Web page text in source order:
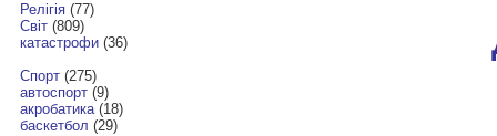
Релігія(77)
Світ(809)
катастрофи(36)
Спорт(275)
автоспорт(9)
акробатика(18)
баскетбол (29)